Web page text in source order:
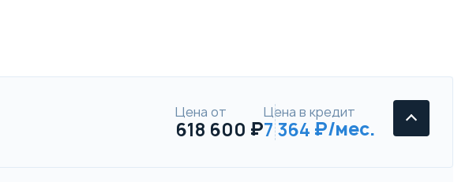
Цена от
618 600
Цена в кредит
7 364